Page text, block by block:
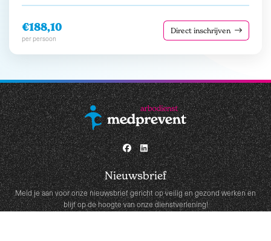
€188,10
per persoon
Direct inschrijven
Nieuwsbrief
Meld je aan voor onze nieuwsbrief gericht op veilig en gezond werken en
blijf op de hoogte van onze dienstverlening!